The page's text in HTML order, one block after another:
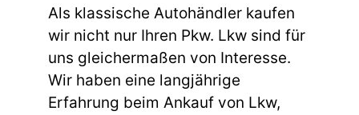
Als klassische Autohändler kaufen
wir nicht nur Ihren Pkw. Lkw sind für
uns gleichermaßen von Interesse.
Wir haben eine langjährige
Erfahrung beim Ankauf von Lkw,